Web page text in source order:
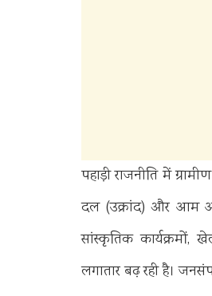
पहाड़ी राजनीति में
दल (उक्रांद) और आम
सांस्कृतिक
लगातार बढ़ रही है।